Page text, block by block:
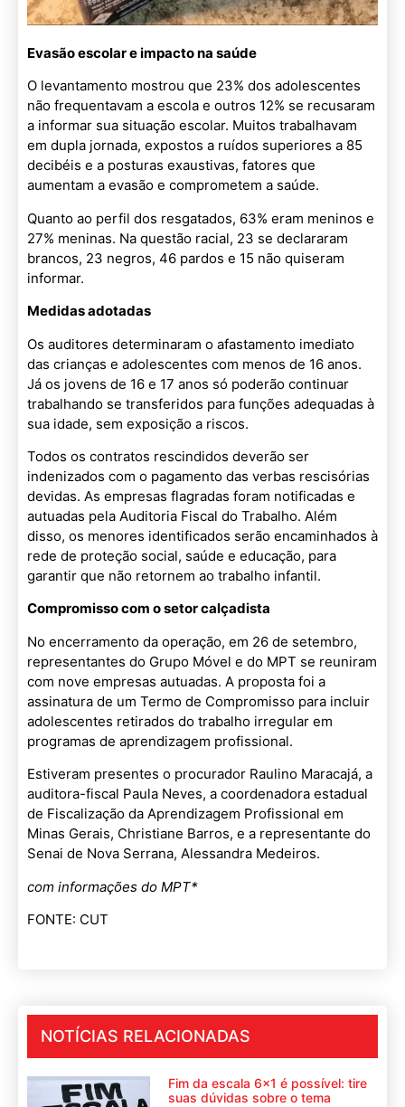
Evasão escolar e impacto na saúde
O levantamento mostrou que 23% dos adolescentes
não frequentavam a escola e outros 12% se recusaram
a informar sua situação escolar. Muitos trabalhavam
em dupla jornada, expostos a ruídos superiores a 85
decibéis e a posturas exaustivas, fatores que
aumentam a evasão e comprometem a saúde.
Quanto ao perfil dos resgatados, 63% eram meninos e
27% meninas. Na questão racial, 23 se declararam
brancos, 23 negros, 46 pardos e 15 não quiseram
informar.
Medidas adotadas
Os auditores determinaram o afastamento imediato
das crianças e adolescentes com menos de 16 anos.
Já os jovens de 16 e 17 anos só poderão continuar
trabalhando se transferidos para funções adequadas à
sua idade, sem exposição a riscos.
Todos os contratos rescindidos deverão ser
indenizados com o pagamento das verbas rescisórias
devidas. As empresas flagradas foram notificadas e
autuadas pela Auditoria Fiscal do Trabalho. Além
disso, os menores identificados serão encaminhados à
rede de proteção social, saúde e educação, para
garantir que não retornem ao trabalho infantil.
Compromisso com o setor calçadista
No encerramento da operação, em 26 de setembro,
representantes do Grupo Móvel e do MPT se reuniram
com nove empresas autuadas. A proposta foi a
assinatura de um Termo de Compromisso para incluir
adolescentes retirados do trabalho irregular em
programas de aprendizagem profissional.
Estiveram presentes o procurador Raulino Maracajá, a
auditora-fiscal Paula Neves, a coordenadora estadual
de Fiscalização da Aprendizagem Profissional em
Minas Gerais, Christiane Barros, e a representante do
Senai de Nova Serrana, Alessandra Medeiros.
com informações do MPT*
FONTE: CUT
NOTÍCIAS RELACIONADAS
Fim da escala 6×1 é possível: tire
suas dúvidas sobre o tema